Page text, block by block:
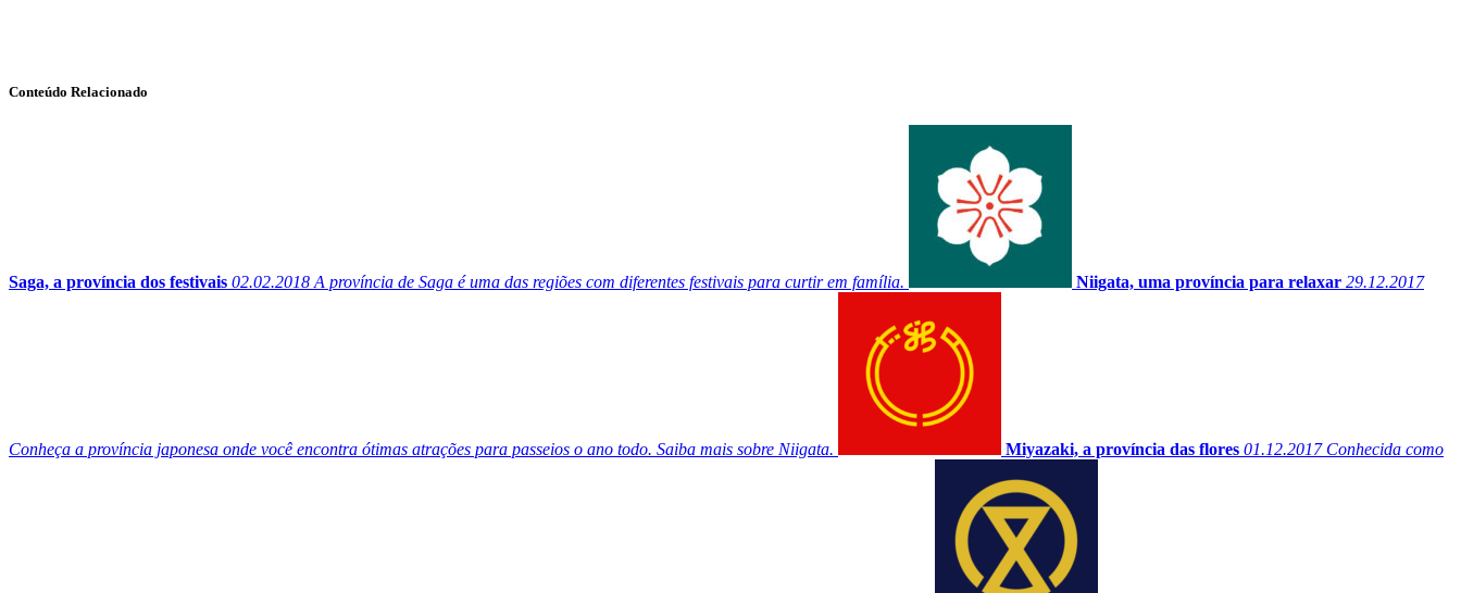
Conteúdo Relacionado
Saga, a província dos festivais 02.02.2018 A província de Saga é uma das regiões com diferentes festivais para curtir em família. Niigata, uma província para relaxar 29.12.2017
Conheça a província japonesa onde você encontra ótimas atrações para passeios o ano todo. Saiba mais sobre Niigata. Miyazaki, a província das flores 01.12.2017Conhecida como